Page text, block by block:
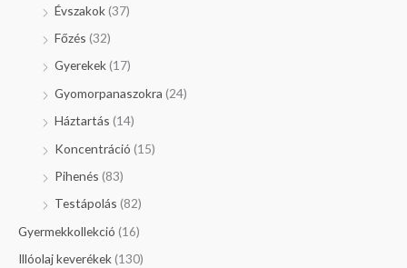
Évszakok(37)
Főzés (32)
Gyerekek(17)
Gyomorpanaszokra (24)
Háztartás (14)
Koncentráció (15)
Pihenés (83)
Testápolás (82)
Gyermekkollekció (16)
Illóolaj keverékek(130)